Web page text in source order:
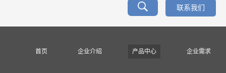
联系我们
首页 企业介绍 产品中心 企业需求